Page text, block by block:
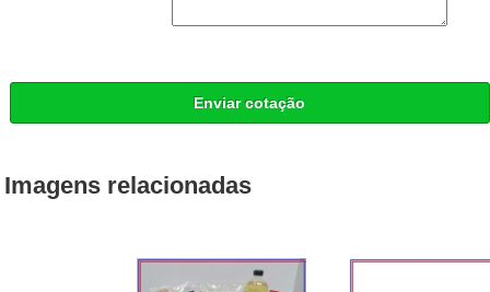
Enviar cotação
Imagens relacionadas